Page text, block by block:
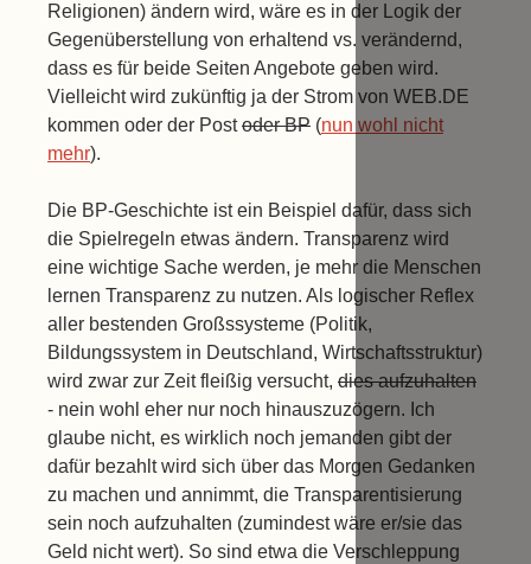
Religionen) ändern wird, wäre es in der Logik der
Gegenüberstellung von erhaltend vs. verändernd,
dass es für beide Seiten Angebote geben wird.
Vielleicht wird zukünftig ja der Strom von WEB.DE
kommen oder der Postoder BP (nun wohl nicht
mehr).
Die BP-Geschichte ist ein Beispiel dafür, dass sich
die Spielregeln etwas ändern. Transparenz wird
eine wichtige Sache werden, je mehr die Menschen
lernen Transparenz zu nutzen. Als logischer Reflex
aller bestenden Großssysteme (Politik,
Bildungssystem in Deutschland, Wirtschaftsstruktur)
wird zwar zur Zeit fleißig versucht, dies aufzuhalten
- nein wohl eher nur noch hinauszuzögern. Ich
glaube nicht, es wirklich noch jemanden gibt der
dafür bezahlt wird sich über das Morgen Gedanken
zu machen und annimmt, die Transparentisierung
sein noch aufzuhalten (zumindest wäre er/sie das
Geld nicht wert). So sind etwa die Verschleppung